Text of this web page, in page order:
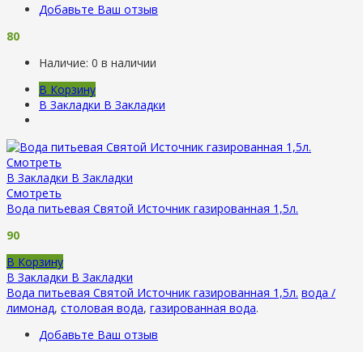
Добавьте Ваш отзыв
80
Наличие: 0 в наличии
В Корзину
В Закладки В Закладки
Смотреть
В Закладки В Закладки
Смотреть
Вода питьевая Святой Источник газированная 1,5л.
90
В Корзину
В Закладки В Закладки
Вода питьевая Святой Источник газированная 1,5л. вода /
лимонад, столовая вода, газированная вода.
Добавьте Ваш отзыв